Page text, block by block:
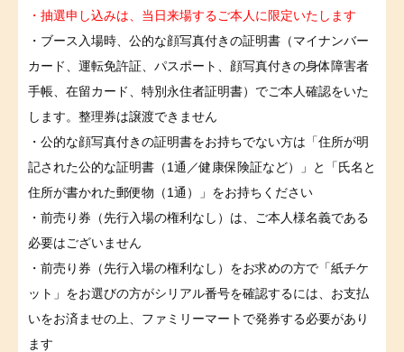
・抽選申し込みは、当日来場するご本人に限定いたします
・ブース入場時、公的な顔写真付きの証明書（マイナンバー
カード、運転免許証、パスポート、顔写真付きの身体障害者
手帳、在留カード、特別永住者証明書）でご本人確認をいた
します。整理券は譲渡できません
・公的な顔写真付きの証明書をお持ちでない方は「住所が明
記された公的な証明書（1通／健康保険証など）」と「氏名と
住所が書かれた郵便物（1通）」をお持ちください
・前売り券（先行入場の権利なし）は、ご本人様名義である
必要はございません
・前売り券（先行入場の権利なし）をお求めの方で「紙チケ
ット」をお選びの方がシリアル番号を確認するには、お支払
いをお済ませの上、ファミリーマートで発券する必要があり
ます